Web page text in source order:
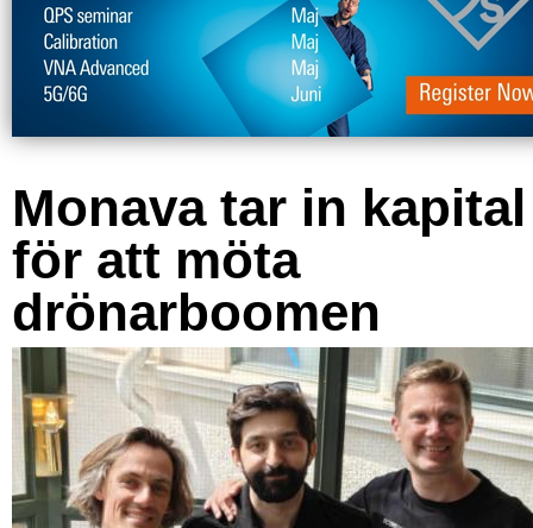
Monava tar in kapital
för att möta
drönarboomen